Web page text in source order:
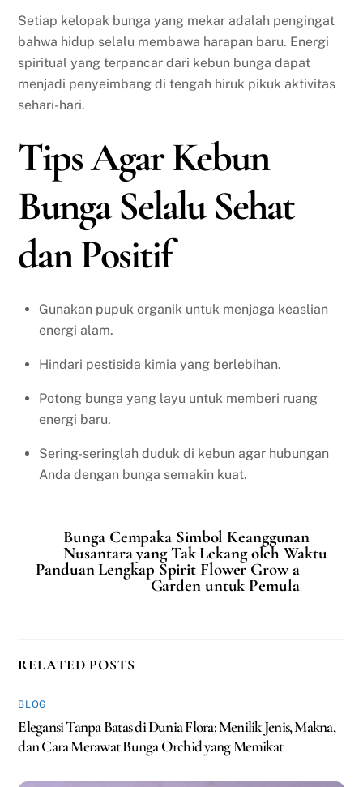
Setiap kelopak bunga yang mekar adalah pengingat
bahwa hidup selalu membawa harapan baru. Energi
spiritual yang terpancar dari kebun bunga dapat
menjadi penyeimbang di tengah hiruk pikuk aktivitas
sehari-hari.
Tips Agar Kebun
Bunga Selalu Sehat
dan Positif
Gunakan pupuk organik untuk menjaga keaslian
energi alam.
Hindari pestisida kimia yang berlebihan.
Potong bunga yang layu untuk memberi ruang
energi baru.
Sering-seringlah duduk di kebun agar hubungan
Anda dengan bunga semakin kuat.
Bunga Cempaka Simbol Keanggunan
Nusantara yang Tak Lekang oleh Waktu
Panduan Lengkap Spirit Flower Grow a
Garden untuk Pemula
RELATED POSTS
BLOG
Elegansi Tanpa Batas di Dunia Flora: Menilik Jenis, Makna,
dan Cara Merawat Bunga Orchid yang Memikat